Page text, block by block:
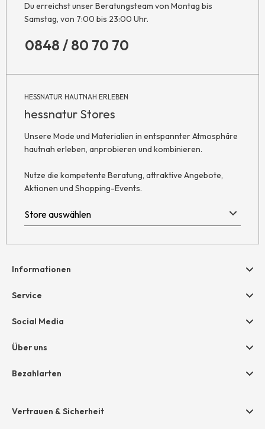
Du erreichst unser Beratungsteam von Montag bis
Samstag, von 7:00 bis 23:00 Uhr.
0848 / 80 70 70
HESSNATUR HAUTNAH ERLEBEN
hessnatur Stores
Unsere Mode und Materialien in entspannter Atmosphäre
hautnah erleben, anprobieren und kombinieren.
Nutze die kompetente Beratung, attraktive Angebote,
Aktionen und Shopping-Events.
Informationen
Hilfe & Kontakt
AGB
Widerruf
Impressum
Service
Geschenkgutscheine
Größentabelle
Social Media
Über uns
Unternehmen
Bezahlarten
Amazon Pay
Vertrauen & Sicherheit